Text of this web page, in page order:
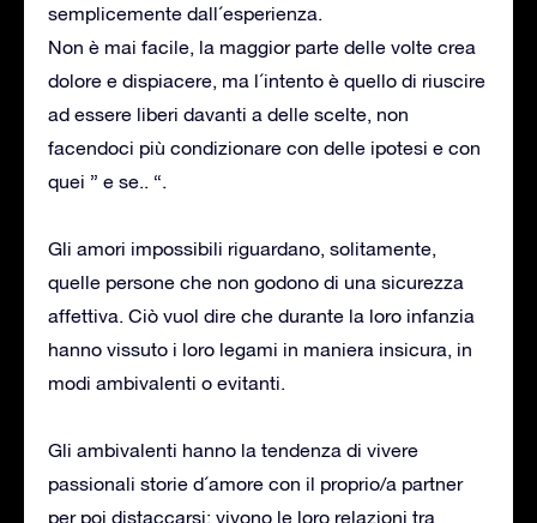
semplicemente dall´esperienza.
Non è mai facile, la maggior parte delle volte crea
dolore e dispiacere, ma l´intento è quello di riuscire
ad essere liberi davanti a delle scelte, non
facendoci più condizionare con delle ipotesi e con
quei ” e se.. “.
Gli amori impossibili riguardano, solitamente,
quelle persone che non godono di una sicurezza
affettiva. Ciò vuol dire che durante la loro infanzia
hanno vissuto i loro legami in maniera insicura, in
modi ambivalenti o evitanti.
Gli ambivalenti hanno la tendenza di vivere
passionali storie d´amore con il proprio/a partner
per poi distaccarsi; vivono le loro relazioni tra